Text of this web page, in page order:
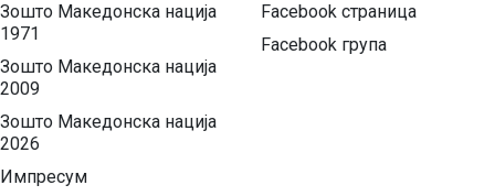
Зошто Македонска нација
1971
Зошто Македонска нација
2009
Зошто Македонска нација
2026
Импресум
Facebook страница
Facebook група